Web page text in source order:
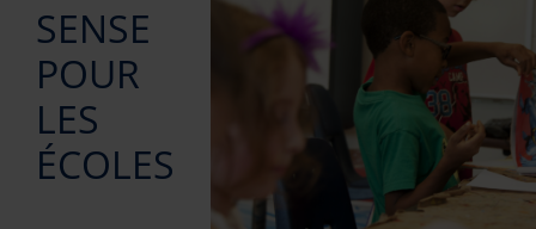
SENSE
POUR
LES
ÉCOLES